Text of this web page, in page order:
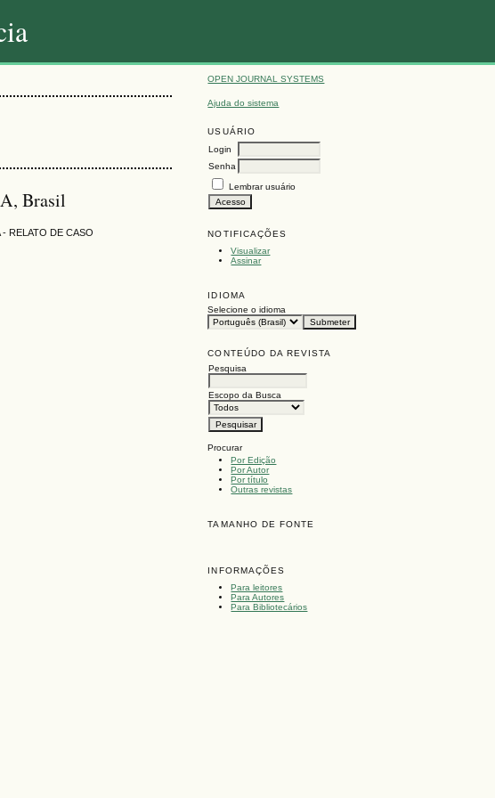
OPEN JOURNAL SYSTEMS
Ajuda do sistema
USUÁRIO
Login
Senha
Lembrar usuário
NOTIFICAÇÕES
Visualizar
Assinar
IDIOMA
Selecione o idioma
CONTEÚDO DA REVISTA
Pesquisa
Escopo da Busca
Procurar
Por Edição
Por Autor
Por título
Outras revistas
TAMANHO DE FONTE
INFORMAÇÕES
Para leitores
Para Autores
Para Bibliotecários
Brasil
RELATO DE CASO